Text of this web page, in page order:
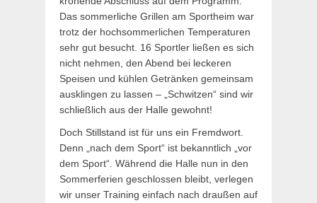
Das sommerliche Grillen am Sportheim war
trotz der hochsommerlichen Temperaturen
sehr gut besucht. 16 Sportler ließen es sich
nicht nehmen, den Abend bei leckeren
Speisen und kühlen Getränken gemeinsam
ausklingen zu lassen – „Schwitzen“ sind wir
schließlich aus der Halle gewohnt!
Doch Stillstand ist für uns ein Fremdwort.
Denn „nach dem Sport“ ist bekanntlich „vor
dem Sport“. Während die Halle nun in den
Sommerferien geschlossen bleibt, verlegen
wir unser Training einfach nach draußen auf